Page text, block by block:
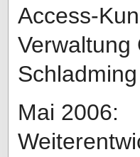
Access-
Verwaltung
Schladming
Mai 2006: